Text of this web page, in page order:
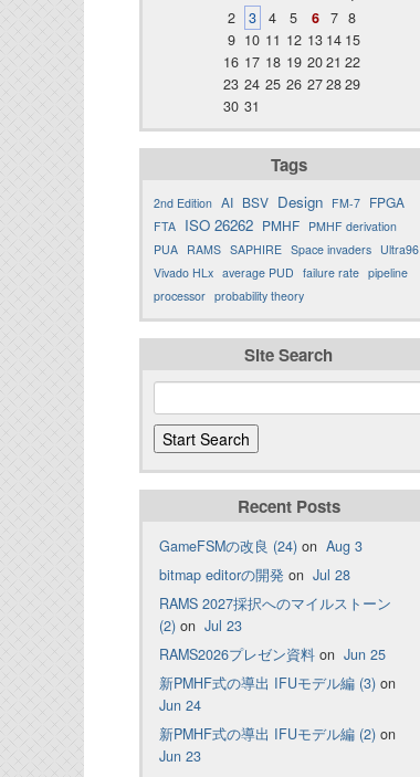
2
3 4 5 6 7 8
9 10 11 12 13 14 15
16 17 18 19 2021 22
23 24 25 26 272829
30 31
Tags
2nd Edition AI BSV Design FM-7 FPGA
FTA ISO 26262 PMHF PMHF derivation
PUA RAMS SAPHIRE Space invaders Ultra96
Vivado HLx average PUD failure rate pipeline
processor probability theory
Site Search
Recent Posts
GameFSMの改良 (24) on Aug 3
bitmap editorの開発 on Jul 28
RAMS 2027採択へのマイルストーン
(2) on Jul 23
RAMS2026プレゼン資料 on Jun 25
新PMHF式の導出 IFUモデル編 (3) on
Jun 24
新PMHF式の導出 IFUモデル編 (2) on
Jun 23